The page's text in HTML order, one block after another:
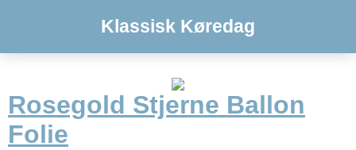
Klassisk Køredag
Rosegold Stjerne Ballon
Folie